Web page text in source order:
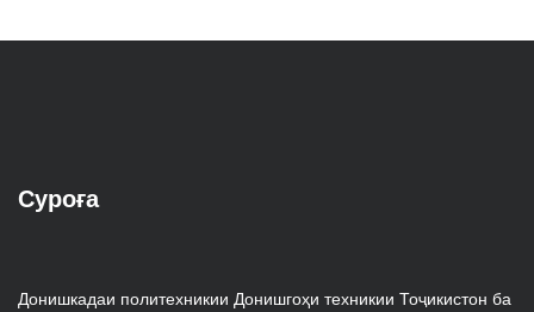
Суроға
Донишкадаи политехникии Донишгоҳи техникии Тоҷикистон ба